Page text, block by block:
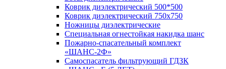
Коврик диэлектрический 500*500
Коврик диэлектрический 750х750
Ножницы диэлектрические
Специальная огнестойкая накидка шанс
Пожарно-спасательный комплект
«ШАНС-2Ф»
Самоспасатель фильтрующий ГДЗК